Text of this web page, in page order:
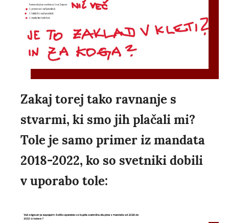
Zakaj torej tako ravnanje s
stvarmi, ki smo jih plačali mi?
Tole je samo primer iz mandata
2018-2022, ko so svetniki dobili
v uporabo tole: